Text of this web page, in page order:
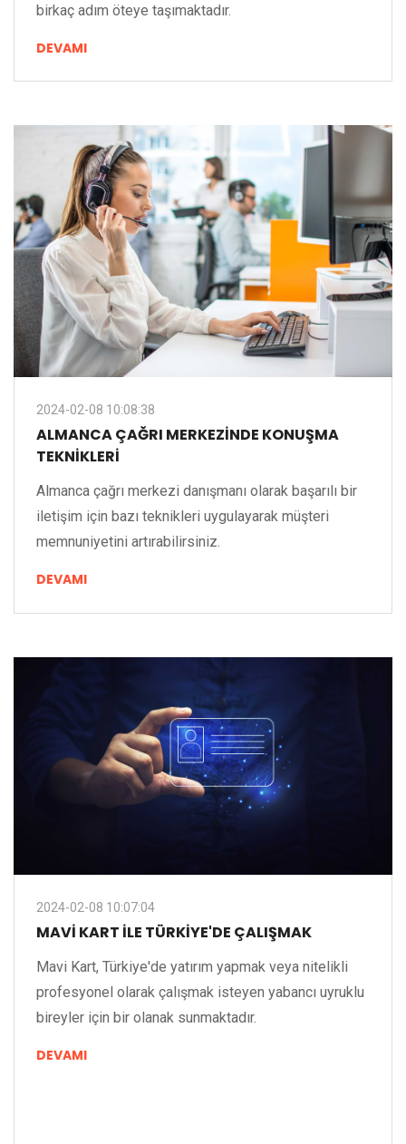
birkaç adım öteye taşımaktadır.
DEVAMI
2024-02-08 10:08:38
ALMANCA ÇAĞRI MERKEZINDE KONUŞMA
TEKNIKLERI
Almanca çağrı merkezi danışmanı olarak başarılı bir
iletişim için bazı teknikleri uygulayarak müşteri
memnuniyetini artırabilirsiniz.
DEVAMI
2024-02-08 10:07:04
MAVI KART ILE TÜRKIYE'DE ÇALIŞMAK
Mavi Kart, Türkiye'de yatırım yapmak veya nitelikli
profesyonel olarak çalışmak isteyen yabancı uyruklu
bireyler için bir olanak sunmaktadır.
DEVAMI